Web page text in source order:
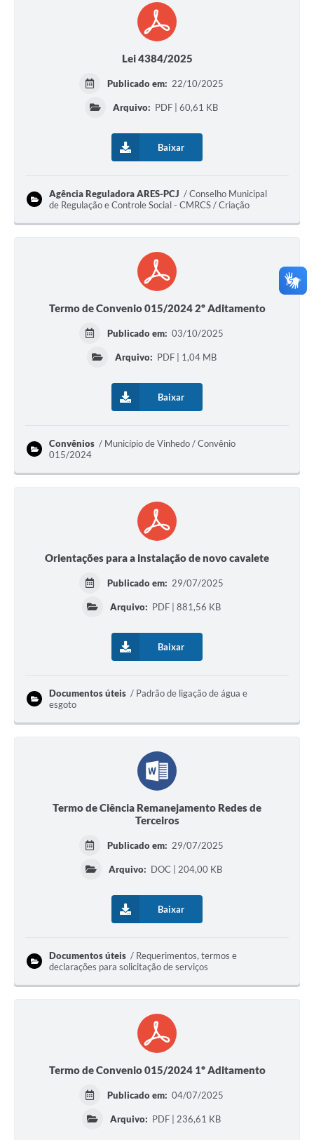
Lei 4384/2025
Publicado em: 22/10/2025
Arquivo: PDF | 60,61 KB
Baixar
Agência Reguladora ARES-PCJ
Conselho Municipal
de Regulação e Controle Social - CMRCS / Criação
Termo de Convenio 015/2024 2º Aditamento
Publicado em: 03/10/2025
Arquivo: PDF | 1,04 MB
Baixar
Convênios
Município de Vinhedo / Convênio
015/2024
Orientações para a instalação de novo cavalete
Publicado em: 29/07/2025
Arquivo: PDF | 881,56 KB
Baixar
Documentos úteis
Padrão de ligação de água e
esgoto
Termo de Ciência Remanejamento Redes de
Terceiros
Publicado em: 29/07/2025
Arquivo: DOC | 204,00 KB
Baixar
Documentos úteis
Requerimentos, termos e
declarações para solicitação de serviços
Termo de Convenio 015/2024 1º Aditamento
Publicado em: 04/07/2025
Arquivo: PDF | 236,61 KB